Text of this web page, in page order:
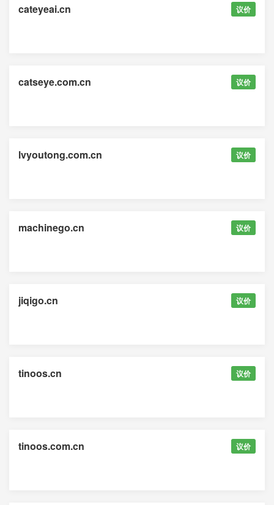
cateyeai.cn 议价
catseye.com.cn 议价
lvyoutong.com.cn 议价
machinego.cn 议价
jiqigo.cn 议价
tinoos.cn 议价
tinoos.com.cn 议价